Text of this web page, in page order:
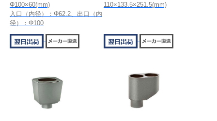
Φ100×60(mm)
入口（内径）：Φ62.2、出口（内
径）：Φ100
110×133.5×251.5(mm)